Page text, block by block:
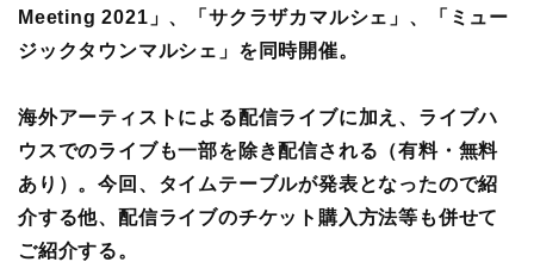
Meeting 2021」、「サクラザカマルシェ」、「ミュー
ジックタウンマルシェ」を同時開催。
海外アーティストによる配信ライブに加え、ライブハ
ウスでのライブも一部を除き配信される（有料・無料
あり）。今回、タイムテーブルが発表となったので紹
介する他、配信ライブのチケット購入方法等も併せて
ご紹介する。